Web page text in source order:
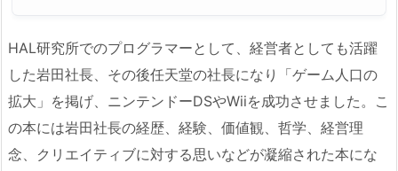
HAL研究所でのプログラマーとして、経営者としても活躍
した岩田社長、その後任天堂の社長になり「ゲーム人口の
拡大」を掲げ、ニンテンドーDSやWiiを成功させました。こ
の本には岩田社長の経歴、経験、価値観、哲学、経営理
念、クリエイティブに対する思いなどが凝縮された本にな